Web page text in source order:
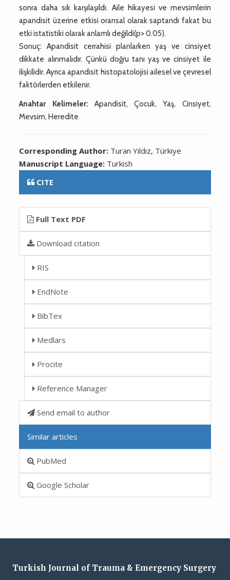
sonra daha sık karşılaşıldı. Aile hikayesi ve mevsimlerin
apandisit üzerine etkisi oransal olarak saptandı fakat bu
etki istatistiki olarak anlamlı değildi(p> 0.05).
Sonuç: Apandisit cerrahisi planlarken yaş ve cinsiyet
dikkate alınmalıdır. Çünkü doğru tanı yaş ve cinsiyet ile
ilişkilidir. Ayrıca apandisit histopatolojisi ailesel ve çevresel
faktörlerden etkilenir.
Anahtar Kelimeler: Apandisit, Çocuk, Yaş, Cinsiyet,
Mevsim, Heredite
Corresponding Author: Turan Yıldız, Türkiye
Manuscript Language: Turkish
CITE
Full Text PDF
Download citation
RIS
EndNote
BibTex
Medlars
Procite
Reference Manager
Send email to author
Similar articles
PubMed
Google Scholar
Turkish Journal of Trauma & Emergency Surgery